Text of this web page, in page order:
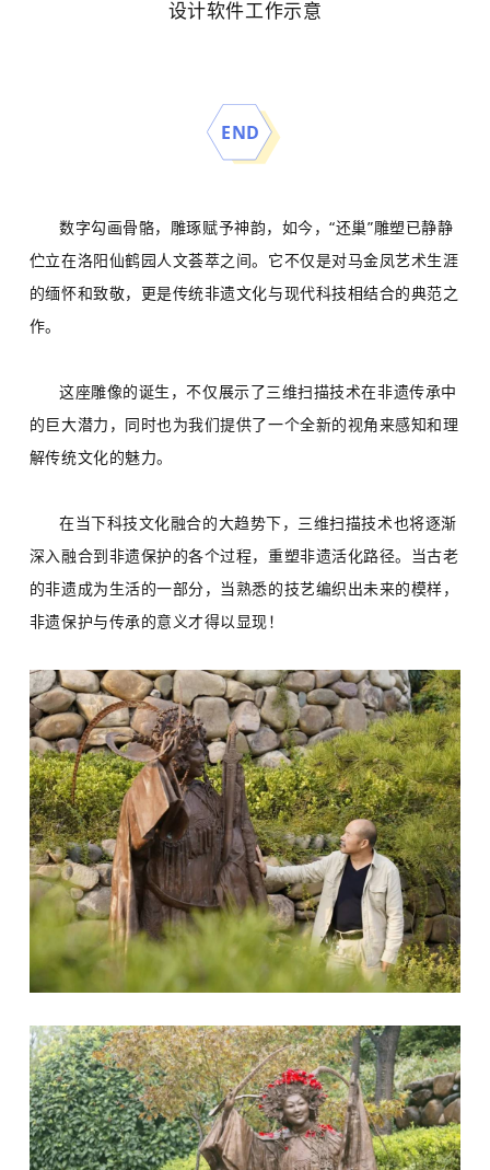
设计软件工作示意
END
数字勾画骨骼，雕琢赋予神韵，如今，“还巢”雕塑已静静
伫立在洛阳仙鹤园人文荟萃之间。它不仅是对马金凤艺术生涯
的缅怀和致敬，更是传统非遗文化与现代科技相结合的典范之
作。
这座雕像的诞生，不仅展示了三维扫描技术在非遗传承中
的巨大潜力，同时也为我们提供了一个全新的视角来感知和理
解传统文化的魅力。
在当下科技文化融合的大趋势下，三维扫描技术也将逐渐
深入融合到非遗保护的各个过程，重塑非遗活化路径。当古老
的非遗成为生活的一部分，当熟悉的技艺编织出未来的模样，
非遗保护与传承的意义才得以显现！